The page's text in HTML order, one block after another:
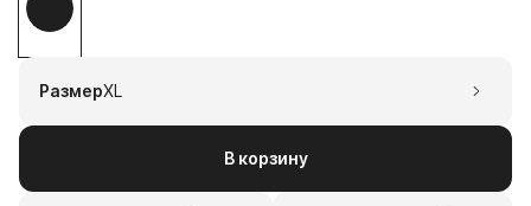
РазмерXL
В корзину